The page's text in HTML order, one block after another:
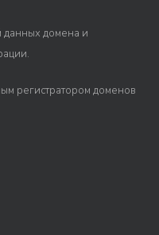
домена и
регистратором доменов